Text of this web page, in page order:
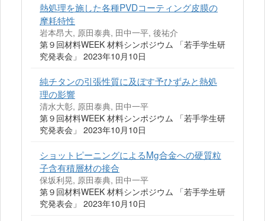
熱処理を施した各種PVDコーティング皮膜の
摩耗特性
岩本昂大, 原田泰典, 田中一平, 後祐介
第９回材料WEEK 材料シンポジウム 「若手学生研
究発表会」 2023年10月10日
純チタンの引張性質に及ぼす予ひずみと熱処
理の影響
清水大彰, 原田泰典, 田中一平
第９回材料WEEK 材料シンポジウム 「若手学生研
究発表会」 2023年10月10日
ショットピーニングによるMg合金への硬質粒
子含有積層材の接合
保坂利晃, 原田泰典, 田中一平
第９回材料WEEK 材料シンポジウム 「若手学生研
究発表会」 2023年10月10日